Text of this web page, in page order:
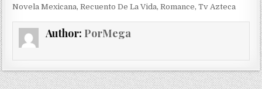
Novela Mexicana,Recuento De La Vida,Romance,Tv Azteca
Author: PorMega